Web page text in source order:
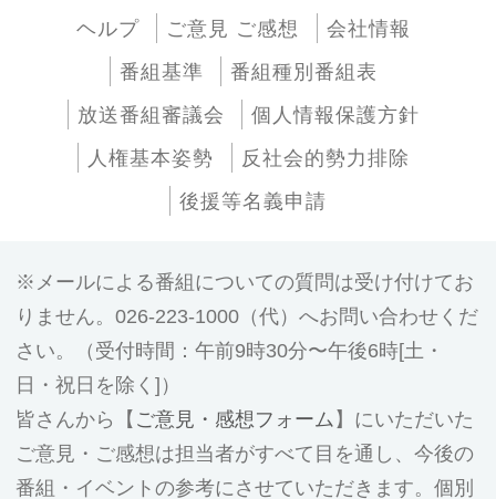
ヘルプ ご意見 ご感想
会社情報
番組基準
番組種別番組表
放送番組審議会
個人情報保護方針
人権基本姿勢
反社会的勢力排除
後援等名義申請
メールによる番組についての質問は受け付けてお
りません。026-223-1000（代）へお問い合わせくだ
さい。（受付時間：午前9時30分〜午後6時[土・
日・祝日を除く]）
皆さんから【 ご意見・感想フォーム 】にいただいた
ご意見・ご感想は担当者がすべて目を通し、今後の
番組・イベントの参考にさせていただきます。個別